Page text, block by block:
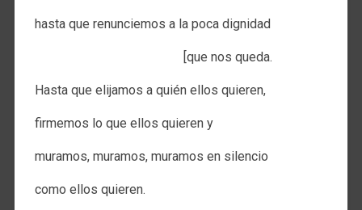
hasta que renunciemos a la poca dignidad
[que nos queda.
Hasta que elijamos a quién ellos quieren,
firmemos lo que ellos quieren y
muramos, muramos, muramos en silencio
como ellos quieren.